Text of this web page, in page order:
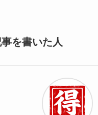
を書いた人